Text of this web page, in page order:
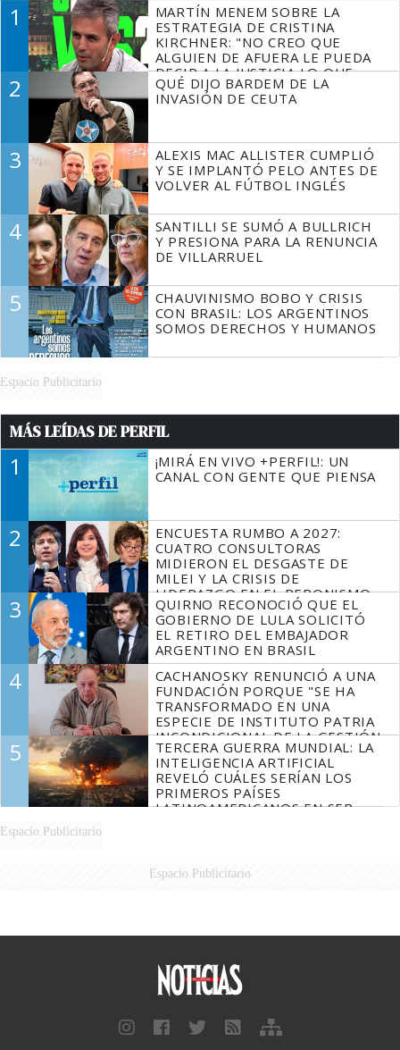
1
MARTÍN MENEM SOBRE LA
ESTRATEGIA DE CRISTINA
KIRCHNER: "NO CREO QUE
ALGUIEN DE AFUERA LE PUEDA
DECIR A LA JUSTICIA LO QUE
TIENE QUE HACER"
2
QUÉ DIJO BARDEM DE LA
INVASIÓN DE CEUTA
3
ALEXIS MAC ALLISTER CUMPLIÓ
Y SE IMPLANTÓ PELO ANTES DE
VOLVER AL FÚTBOL INGLÉS
4
SANTILLI SE SUMÓ A BULLRICH
Y PRESIONA PARA LA RENUNCIA
DE VILLARRUEL
5
CHAUVINISMO BOBO Y CRISIS
CON BRASIL: LOS ARGENTINOS
SOMOS DERECHOS Y HUMANOS
Espacio Publicitario
MÁS LEÍDAS DE PERFIL
1
¡MIRÁ EN VIVO +PERFIL!: UN
CANAL CON GENTE QUE PIENSA
2
ENCUESTA RUMBO A 2027:
CUATRO CONSULTORAS
MIDIERON EL DESGASTE DE
MILEI Y LA CRISIS DE
LIDERAZGO EN EL PERONISMO
3
QUIRNO RECONOCIÓ QUE EL
GOBIERNO DE LULA SOLICITÓ
EL RETIRO DEL EMBAJADOR
ARGENTINO EN BRASIL
4
CACHANOSKY RENUNCIÓ A UNA
FUNDACIÓN PORQUE "SE HA
TRANSFORMADO EN UNA
ESPECIE DE INSTITUTO PATRIA
INCONDICIONAL DE LA GESTIÓN
DE MILEI"
5
TERCERA GUERRA MUNDIAL: LA
INTELIGENCIA ARTIFICIAL
REVELÓ CUÁLES SERÍAN LOS
PRIMEROS PAÍSES
LATINOAMERICANOS EN SER
Espacio Publicitario
Espacio Publicitario